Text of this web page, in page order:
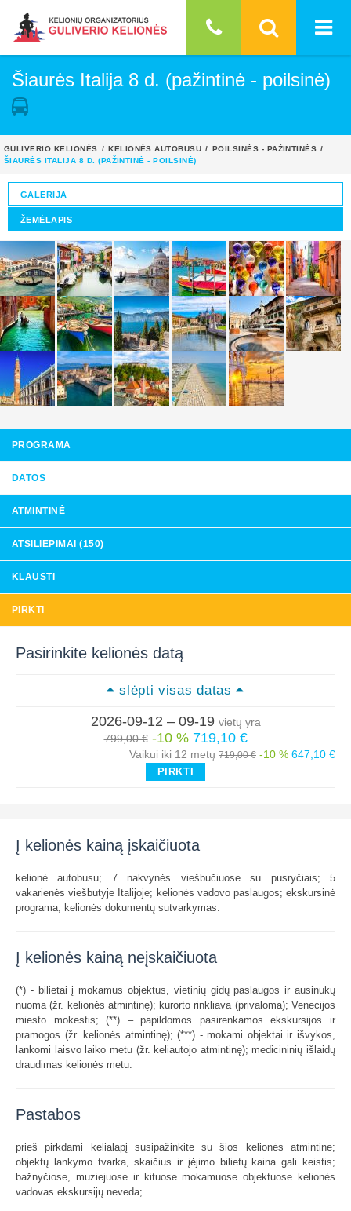
Šiaurės Italija 8 d. (pažintinė - poilsinė)
GULIVERIO KELIONĖS KELIONĖS AUTOBUSU
POILSINĖS - PAŽINTINĖS
ŠIAURĖS ITALIJA 8 D. (PAŽINTINĖ - POILSINĖ)
GALERIJA
ŽEMĖLAPIS
PROGRAMA
DATOS
ATMINTINĖ
ATSILIEPIMAI (150)
KLAUSTI
PIRKTI
Pasirinkite kelionės datą
slėpti visas datas
2026-09-12 – 09-19 vietų yra
799,00 € -10 % 719,10 €
Vaikui iki 12 metų 719,00 € -10 % 647,10 €
PIRKTI
Į kelionės kainą įskaičiuota
kelionė autobusu; 7 nakvynės viešbučiuose su pusryčiais; 5
vakarienės viešbutyje Italijoje; kelionės vadovo paslaugos; ekskursinė
programa; kelionės dokumentų sutvarkymas.
Į kelionės kainą neįskaičiuota
(*) - bilietai į mokamus objektus, vietinių gidų paslaugos ir ausinukų
nuoma (žr. kelionės atmintinę); kurorto rinkliava (privaloma); Venecijos
miesto mokestis; (**) – papildomos pasirenkamos ekskursijos ir
pramogos (žr. kelionės atmintinę); (***) - mokami objektai ir išvykos,
lankomi laisvo laiko metu (žr. keliautojo atmintinę); medicininių išlaidų
draudimas kelionės metu.
Pastabos
prieš pirkdami kelialapį susipažinkite su šios kelionės atmintine;
objektų lankymo tvarka, skaičius ir įėjimo bilietų kaina gali keistis;
bažnyčiose, muziejuose ir kituose mokamuose objektuose kelionės
vadovas ekskursijų neveda;